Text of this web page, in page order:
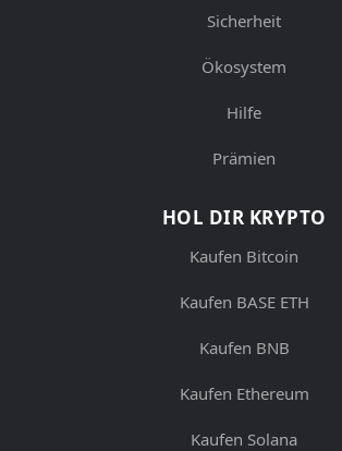
Sicherheit
Ökosystem
Hilfe
Prämien
HOL DIR KRYPTO
Kaufen Bitcoin
Kaufen BASE ETH
Kaufen BNB
Kaufen Ethereum
Kaufen Solana